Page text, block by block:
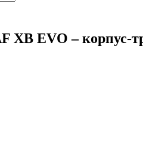
XB EVO – корпус-